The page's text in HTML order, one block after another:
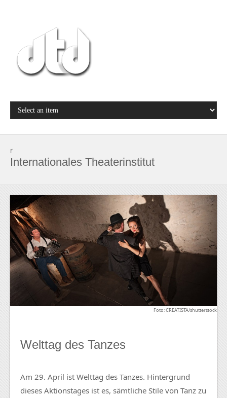
r
Internationales Theaterinstitut
Foto: CREATISTA/shutterstock
Welttag des Tanzes
Am 29. April ist Welttag des Tanzes. Hintergrund
dieses Aktionstages ist es, sämtliche Stile von Tanz zu